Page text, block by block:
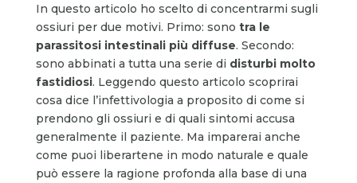
In questo articolo ho scelto di concentrarmi sugli
ossiuri per due motivi. Primo: sono tra le
parassitosi intestinali più diffuse. Secondo:
sono abbinati a tutta una serie di disturbi molto
fastidiosi. Leggendo questo articolo scoprirai
cosa dice l’infettivologia a proposito di come si
prendono gli ossiuri e di quali sintomi accusa
generalmente il paziente. Ma imparerai anche
come puoi liberartene in modo naturale e quale
può essere la ragione profonda alla base di una